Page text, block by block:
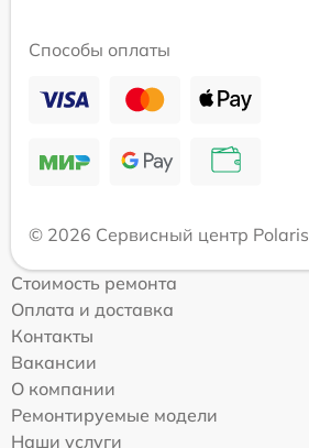
Способы оплаты
© 2026 Сервисный центр Polaris
Стоимость ремонта
Оплата и доставка
Контакты
Вакансии
О компании
Ремонтируемые модели
Наши услуги